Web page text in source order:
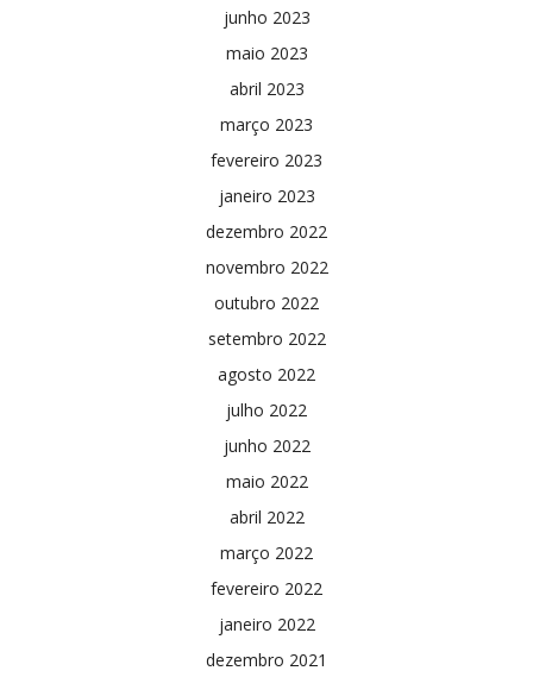
junho 2023
maio 2023
abril 2023
março 2023
fevereiro 2023
janeiro 2023
dezembro 2022
novembro 2022
outubro 2022
setembro 2022
agosto 2022
julho 2022
junho 2022
maio 2022
abril 2022
março 2022
fevereiro 2022
janeiro 2022
dezembro 2021